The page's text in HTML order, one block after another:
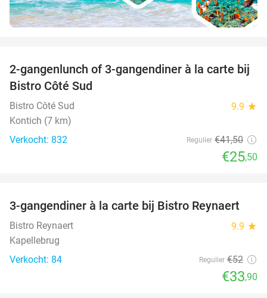
39%
2-gangenlunch of 3-gangendiner à la carte bij
Bistro Côté Sud
Bistro Côté Sud 9.9 star
Kontich (7 km)
Verkocht: 832
Regulier €41,50
€25,50
35%
3-gangendiner à la carte bij Bistro Reynaert
Bistro Reynaert 9.9 star
Kapellebrug
Verkocht: 84
Regulier €52
€33,90